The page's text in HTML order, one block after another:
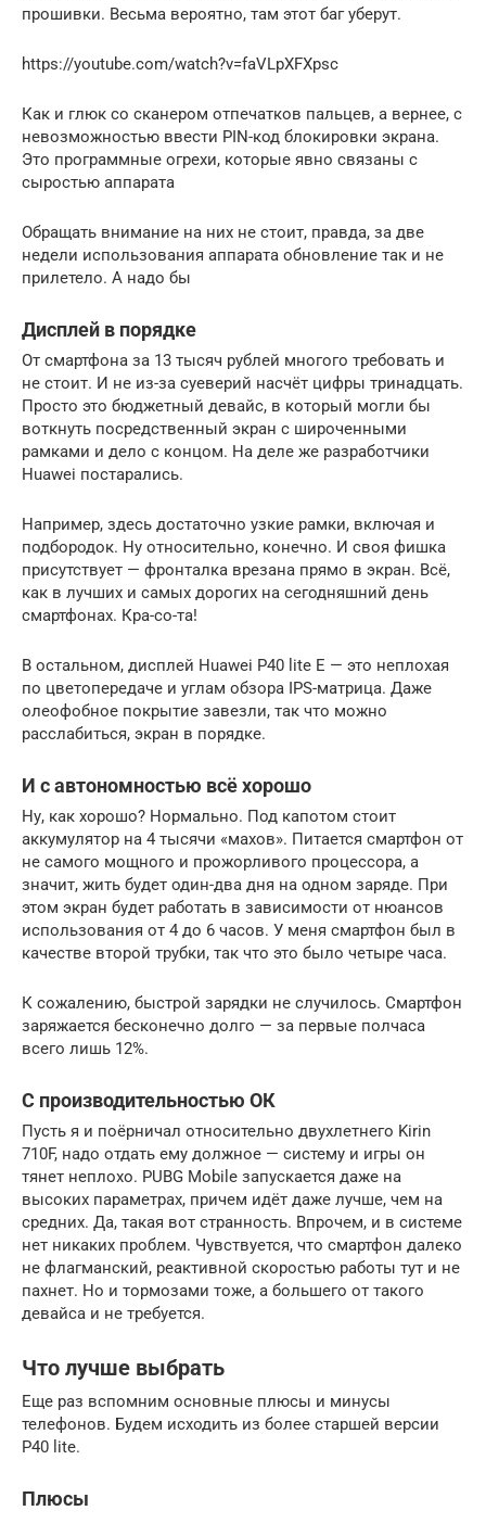
прошивки. Весьма вероятно, там этот баг уберут.
https://youtube.com/watch?v=faVLpXFXpsc
Как и глюк со сканером отпечатков пальцев, а вернее, с
невозможностью ввести PIN-код блокировки экрана.
Это программные огрехи, которые явно связаны с
сыростью аппарата
Обращать внимание на них не стоит, правда, за две
недели использования аппарата обновление так и не
прилетело. А надо бы
Дисплей в порядке
От смартфона за 13 тысяч рублей многого требовать и
не стоит. И не из-за суеверий насчёт цифры тринадцать.
Просто это бюджетный девайс, в который могли бы
воткнуть посредственный экран с широченными
рамками и дело с концом. На деле же разработчики
Huawei постарались.
Например, здесь достаточно узкие рамки, включая и
подбородок. Ну относительно, конечно. И своя фишка
присутствует — фронталка врезана прямо в экран. Всё,
как в лучших и самых дорогих на сегодняшний день
смартфонах. Кра-со-та!
В остальном, дисплей Huawei P40 lite E — это неплохая
по цветопередаче и углам обзора IPS-матрица. Даже
олеофобное покрытие завезли, так что можно
расслабиться, экран в порядке.
И с автономностью всё хорошо
Ну, как хорошо? Нормально. Под капотом стоит
аккумулятор на 4 тысячи «махов». Питается смартфон от
не самого мощного и прожорливого процессора, а
значит, жить будет один-два дня на одном заряде. При
этом экран будет работать в зависимости от нюансов
использования от 4 до 6 часов. У меня смартфон был в
качестве второй трубки, так что это было четыре часа.
К сожалению, быстрой зарядки не случилось. Смартфон
заряжается бесконечно долго — за первые полчаса
всего лишь 12%.
С производительностью ОК
Пусть я и поёрничал относительно двухлетнего Kirin
710F, надо отдать ему должное — систему и игры он
тянет неплохо. PUBG Mobile запускается даже на
высоких параметрах, причем идёт даже лучше, чем на
средних. Да, такая вот странность. Впрочем, и в системе
нет никаких проблем. Чувствуется, что смартфон далеко
не флагманский, реактивной скоростью работы тут и не
пахнет. Но и тормозами тоже, а большего от такого
девайса и не требуется.
Что лучше выбрать
Еще раз вспомним основные плюсы и минусы
телефонов. Будем исходить из более старшей версии
P40 lite.
Плюсы